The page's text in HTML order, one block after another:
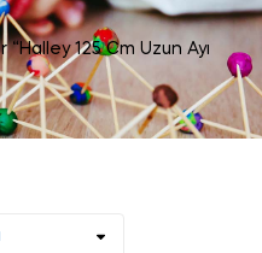
“Halley 125 Cm Uzun Ayı